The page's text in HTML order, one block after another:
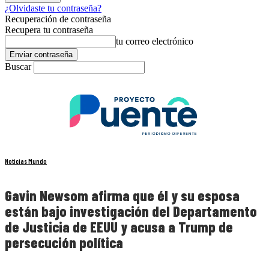
¿Olvidaste tu contraseña?
Recuperación de contraseña
Recupera tu contraseña
tu correo electrónico
Buscar
Noticias Mundo
Gavin Newsom afirma que él y su esposa
están bajo investigación del Departamento
de Justicia de EEUU y acusa a Trump de
persecución política